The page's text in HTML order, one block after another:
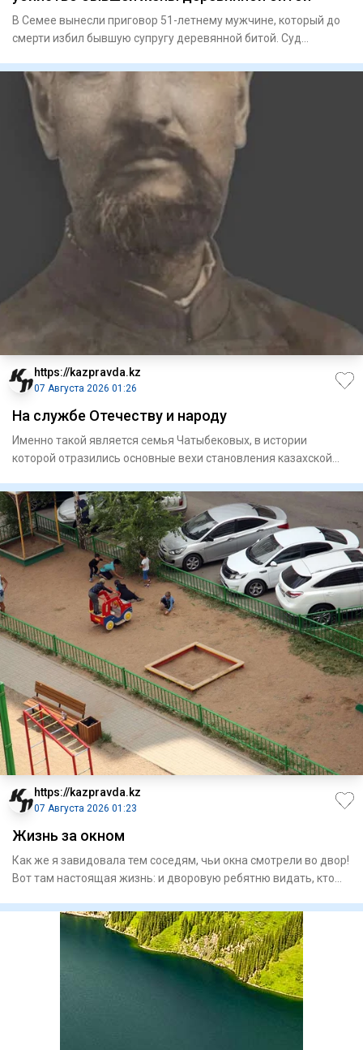
В Семее вынесли приговор 51-летнему мужчине, который до
смерти избил бывшую супругу деревянной битой. Суд
https://kazpravda.kz
07 Августа 2026 01:26
На службе Отечеству и народу
Именно такой является семья Чатыбековых, в истории
которой отразились основные вехи становления казахской
https://kazpravda.kz
07 Августа 2026 01:23
Жизнь за окном
Как же я завидовала тем соседям, чьи окна смотрели во двор!
Вот там настоящая жизнь: и дворовую ребятню видать, кто